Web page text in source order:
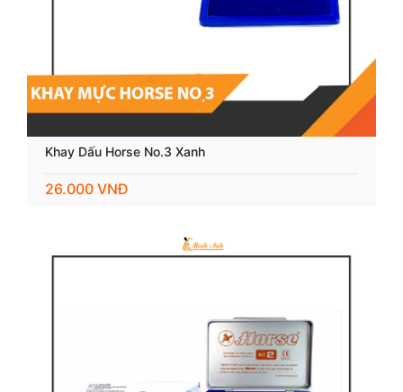
Khay Dấu Horse No.3 Xanh
26.000 VNĐ